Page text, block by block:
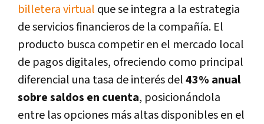
billetera virtual que se integra a la estrategia
de servicios financieros de la compañía. El
producto busca competir en el mercado local
de pagos digitales, ofreciendo como principal
diferencial una tasa de interés del43% anual
sobre saldos en cuenta, posicionándola
entre las opciones más altas disponibles en el